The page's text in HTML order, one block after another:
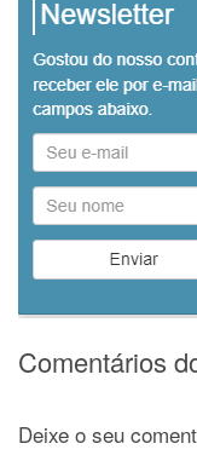
Comentários
Deixe o seu